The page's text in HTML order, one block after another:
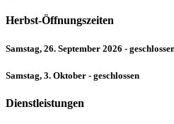
Herbst-Öffnungszeiten
Samstag, 26. September 2026 -
Samstag, 3. Oktober - geschlossen
Dienstleistungen